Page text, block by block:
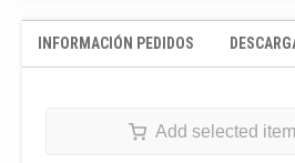
INFORMACIÓN PEDIDOS
Add selected